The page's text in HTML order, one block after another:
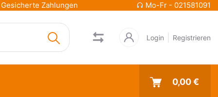
Gesicherte Zahlungen Mo-Fr - 021581091
Login Registrieren
0,00 €